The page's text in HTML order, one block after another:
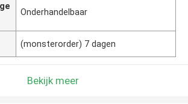
Onderhandelbaar
(monsterorder) 7 dagen
Bekijk meer